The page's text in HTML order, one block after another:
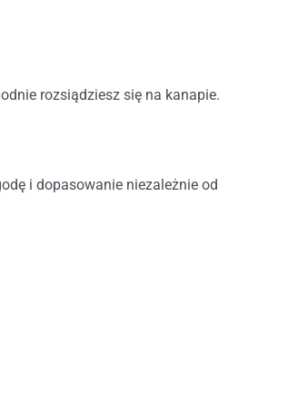
rozsiądziesz się na kanapie.
i dopasowanie niezależnie od